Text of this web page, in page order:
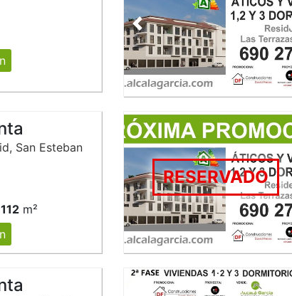
Anterior
San Esteban
112 m²
RESERVADO